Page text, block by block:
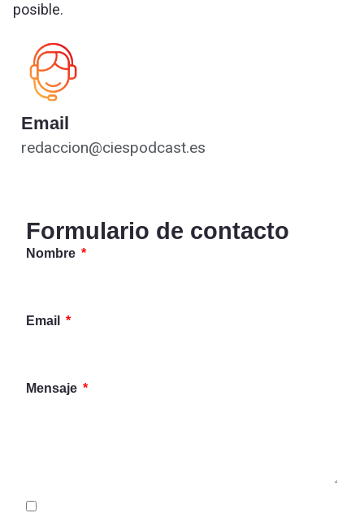
posible.
Email
redaccion@ciespodcast.es
Formulario de contacto
Nombre
Email
Mensaje